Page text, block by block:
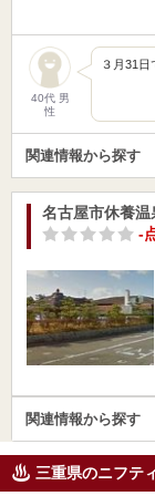
40代 男
性
３月31
関連情報から探す
名古屋市休養
-
関連情報から探す
三重県のニフテ